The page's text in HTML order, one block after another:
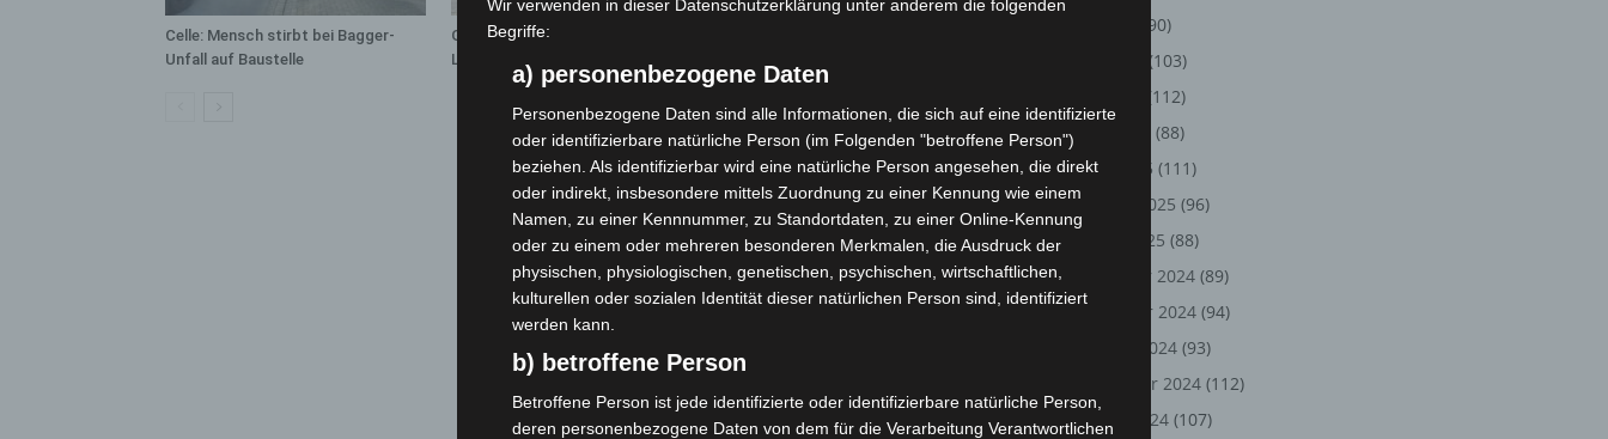
Celle: Mensch stirbt bei Bagger-
Unfall auf Baustelle
Gasleitung bei McDonald’s-Umbau in
Langenhagen beschädigt
(90)
(103)
(112)
April 2025
(88)
März 2025 (111)
Februar 2025 (96)
Januar 2025 (88)
Dezember 2024 (89)
November 2024 (94)
Oktober 2024 (93)
September 2024 (112)
August 2024 (107)
Wir verwenden in dieser Datenschutzerklärung unter anderem die folgenden
Begriffe:
a) personenbezogene Daten
Personenbezogene Daten sind alle Informationen, die sich auf eine identifizierte
oder identifizierbare natürliche Person (im Folgenden "betroffene Person")
beziehen. Als identifizierbar wird eine natürliche Person angesehen, die direkt
oder indirekt, insbesondere mittels Zuordnung zu einer Kennung wie einem
Namen, zu einer Kennnummer, zu Standortdaten, zu einer Online-Kennung
oder zu einem oder mehreren besonderen Merkmalen, die Ausdruck der
physischen, physiologischen, genetischen, psychischen, wirtschaftlichen,
kulturellen oder sozialen Identität dieser natürlichen Person sind, identifiziert
werden kann.
b) betroffene Person
Betroffene Person ist jede identifizierte oder identifizierbare natürliche Person,
deren personenbezogene Daten von dem für die Verarbeitung Verantwortlichen